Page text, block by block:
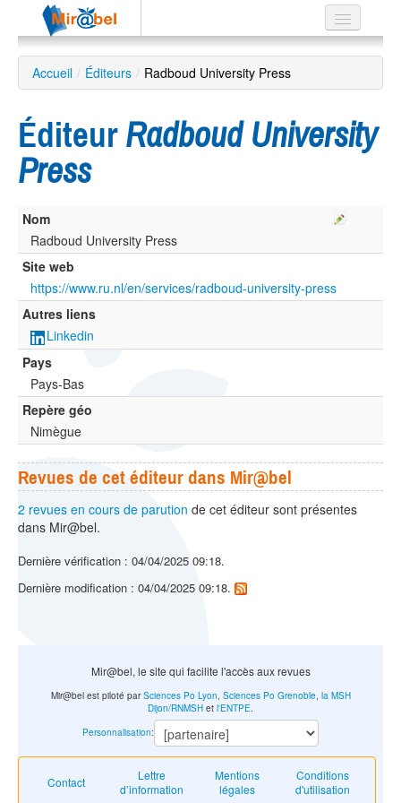
Le réseau
Soutien
Listes
Recherche
avancée
EN
ES
?
Accueil / Éditeurs / Radboud University Press
Éditeur Radboud University
Press
Nom
Radboud University Press
Site web
https://www.ru.nl/en/services/radboud-university-press
Autres liens
Linkedin
Pays
Pays-Bas
Repère géo
Nimègue
Revues de cet éditeur dans Mir@bel
2 revues en cours de parution de cet éditeur sont présentes
dans Mir@bel.
Dernière vérification : 04/04/2025 09:18.
Dernière modification : 04/04/2025 09:18.
Mir@bel, le site qui facilite l'accès aux revues
Contact
Lettre
d’information
Mentions
légales
Conditions
d'utilisation
Mir@bel est piloté parSciences Po Lyon, Sciences Po Grenoble, la MSH
Dijon/RNMSH et l'ENTPE.
Personnalisation: